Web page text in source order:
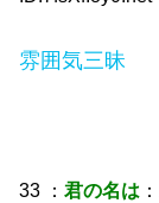
雰囲気三昧
33 ：君の名は